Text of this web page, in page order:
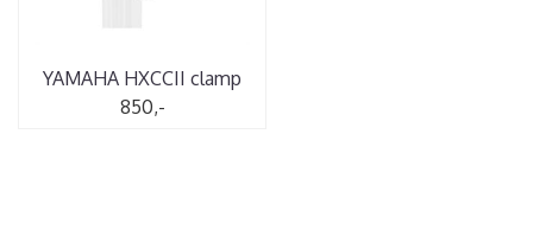
YAMAHA HXCCII clamp
850,-